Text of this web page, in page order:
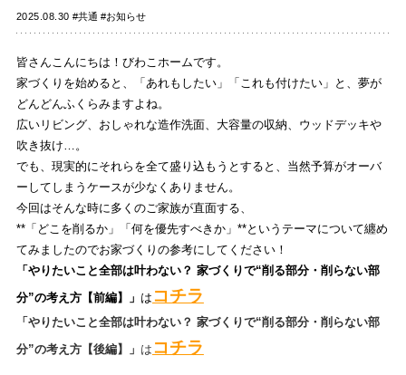
2025.08.30 #共通 #お知らせ
皆さんこんにちは！びわこホームです。
家づくりを始めると、「あれもしたい」「これも付けたい」と、夢が
どんどんふくらみますよね。
広いリビング、おしゃれな造作洗面、大容量の収納、ウッドデッキや
吹き抜け…。
でも、現実的にそれらを全て盛り込もうとすると、当然予算がオーバ
ーしてしまうケースが少なくありません。
今回はそんな時に多くのご家族が直面する、
**「どこを削るか」「何を優先すべきか」**というテーマについて纏め
てみましたのでお家づくりの参考にしてください！
「やりたいこと全部は叶わない？ 家づくりで“削る部分・削らない部
分”の考え方【前編】」 は コチラ
「やりたいこと全部は叶わない？ 家づくりで“削る部分・削らない部
分”の考え方【後編】」 は コチラ